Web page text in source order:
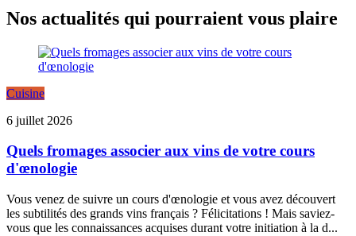
Nos actualités qui pourraient vous plaire
Cuisine
6 juillet 2026
Quels fromages associer aux vins de votre cours
d'œnologie
Vous venez de suivre un cours d'œnologie et vous avez découvert
les subtilités des grands vins français ? Félicitations ! Mais saviez-
vous que les connaissances acquises durant votre initiation à la d...